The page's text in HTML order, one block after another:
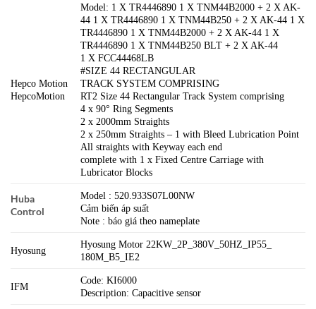
Hepco Motion
HepcoMotion
Model: 1 X TR4446890 1 X TNM44B2000 + 2 X AK-
44 1 X TR4446890 1 X TNM44B250 + 2 X AK-44 1 X
TR4446890 1 X TNM44B2000 + 2 X AK-44 1 X
TR4446890 1 X TNM44B250 BLT + 2 X AK-44
1 X FCC44468LB
#SIZE 44 RECTANGULAR
TRACK SYSTEM COMPRISING
RT2 Size 44 Rectangular Track System comprising
4 x 90° Ring Segments
2 x 2000mm Straights
2 x 250mm Straights – 1 with Bleed Lubrication Point
All straights with Keyway each end
complete with 1 x Fixed Centre Carriage with
Lubricator Blocks
Huba
Control
Model : 520.933S07L00NW
Cảm biến áp suất
Note : báo giá theo nameplate
Hyosung
Hyosung Motor 22KW_2P_380V_50HZ_IP55_
180M_B5_IE2
IFM
Code: KI6000
Description: Capacitive sensor